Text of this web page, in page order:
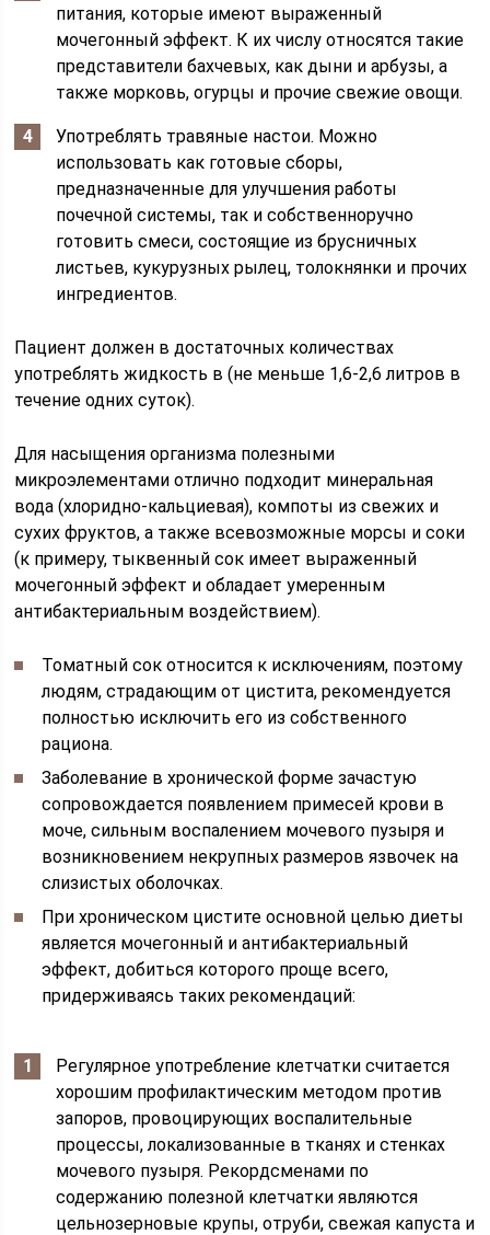
питания, которые имеют выраженный
мочегонный эффект. К их числу относятся такие
представители бахчевых, как дыни и арбузы, а
также морковь, огурцы и прочие свежие овощи.
Употреблять травяные настои. Можно
использовать как готовые сборы,
предназначенные для улучшения работы
почечной системы, так и собственноручно
готовить смеси, состоящие из брусничных
листьев, кукурузных рылец, толокнянки и прочих
ингредиентов.
Пациент должен в достаточных количествах
употреблять жидкость в (не меньше 1,6-2,6 литров в
течение одних суток).
Для насыщения организма полезными
микроэлементами отлично подходит минеральная
вода (хлоридно-кальциевая), компоты из свежих и
сухих фруктов, а также всевозможные морсы и соки
(к примеру, тыквенный сок имеет выраженный
мочегонный эффект и обладает умеренным
антибактериальным воздействием).
Томатный сок относится к исключениям, поэтому
людям, страдающим от цистита, рекомендуется
полностью исключить его из собственного
рациона.
Заболевание в хронической форме зачастую
сопровождается появлением примесей крови в
моче, сильным воспалением мочевого пузыря и
возникновением некрупных размеров язвочек на
слизистых оболочках.
При хроническом цистите основной целью диеты
является мочегонный и антибактериальный
эффект, добиться которого проще всего,
придерживаясь таких рекомендаций:
Регулярное употребление клетчатки считается
хорошим профилактическим методом против
запоров, провоцирующих воспалительные
процессы, локализованные в тканях и стенках
мочевого пузыря. Рекордсменами по
содержанию полезной клетчатки являются
цельнозерновые крупы, отруби, свежая капуста и